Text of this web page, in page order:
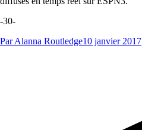
-30-
ParAlanna Routledge10 janvier 2017